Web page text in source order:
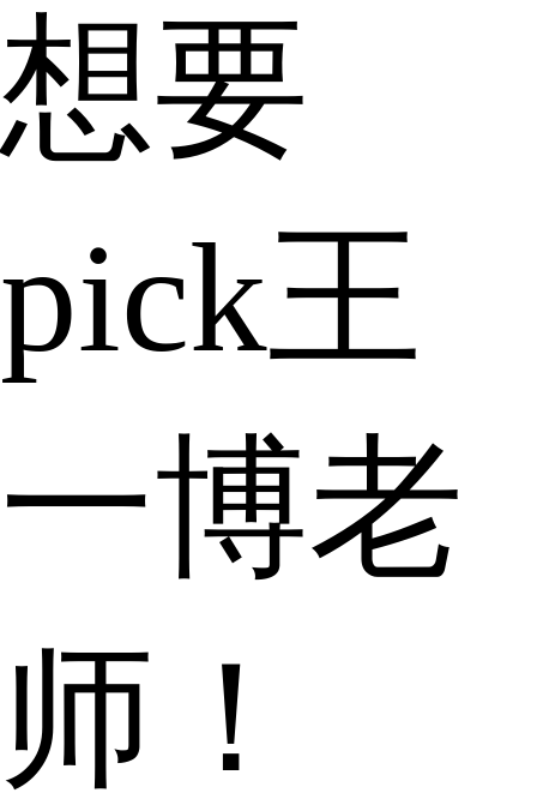
想要
pick王
一博老
师！